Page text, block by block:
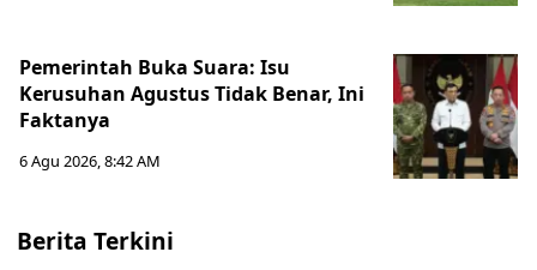
Pemerintah Buka Suara: Isu
Kerusuhan Agustus Tidak Benar, Ini
Faktanya
6 Agu 2026, 8:42 AM
Berita Terkini